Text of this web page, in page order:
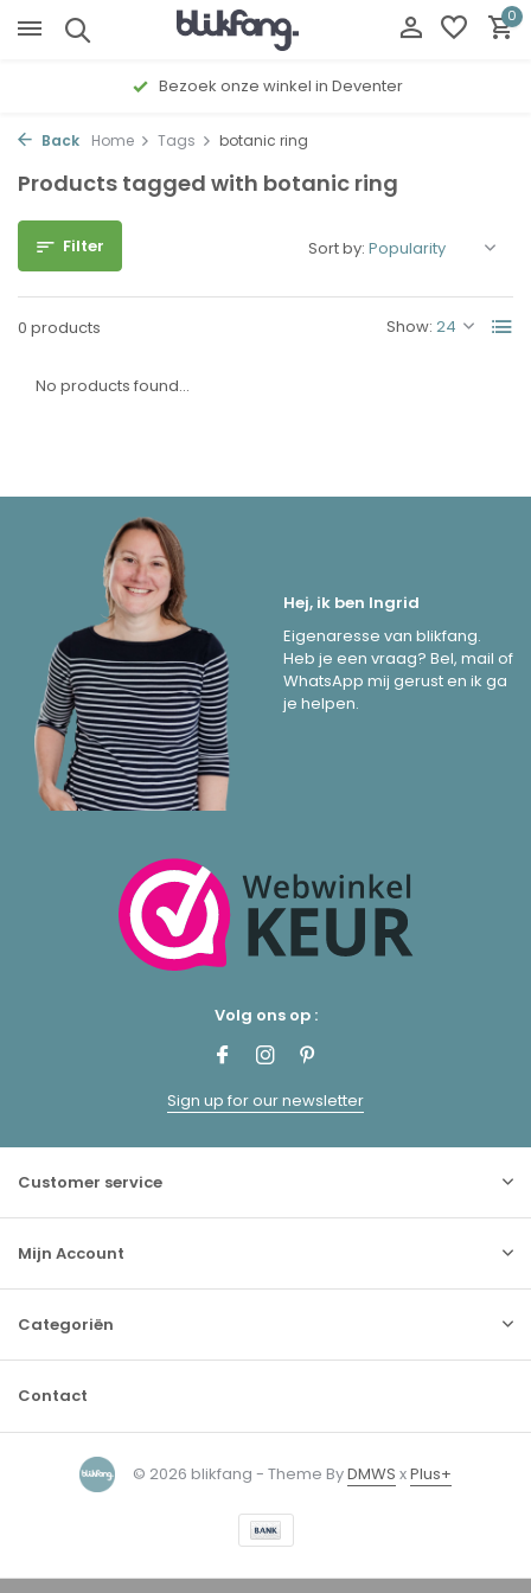
0
Bezoek onze winkel in Deventer
Back Home Tags botanic ring
Products tagged with botanic ring
Filter
0 products Show:
Sort by:
No products found...
Hej, ik ben Ingrid
Eigenaresse van blikfang.
Heb je een vraag? Bel, mail of
WhatsApp mij gerust en ik ga
je helpen.
Volg ons op :
Sign up for our newsletter
Customer service
Mijn Account
Categoriën
Contact
© 2026 blikfang - Theme ByDMWS xPlus+